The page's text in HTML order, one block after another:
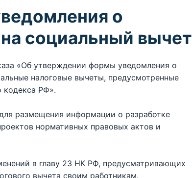
о
социальный вычет
«Об утверждении формы уведомления о
налоговые вычеты, предусмотренные
кодекса РФ».
размещения информации о разработке
нормативных правовых актов и
в главу 23 НК РФ, предусматривающих
вычета своим работникам.